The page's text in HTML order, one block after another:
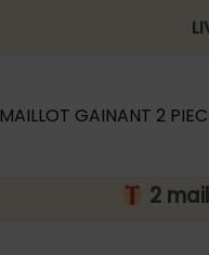
MAILLOT GAINANT 2
2